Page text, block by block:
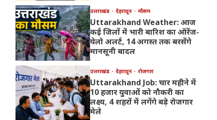
उत्तराखंड देहरादून मौसम
Uttarakhand Weather: आज
कई जिलों में भारी बारिश का ऑरेंज-
येलो अलर्ट, 14 अगस्त तक बरसेंगे
मानसूनी बादल
उत्तराखंड देहरादून रोजगार
Uttarakhand Job: चार महीने में
10 हजार युवाओं को नौकरी का
लक्ष्य, 4 शहरों में लगेंगे बड़े रोजगार
मेले